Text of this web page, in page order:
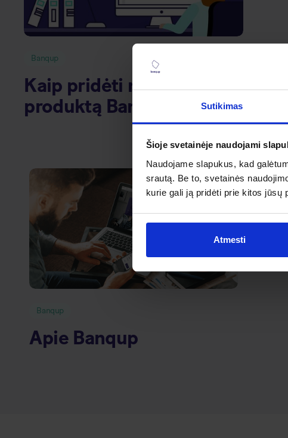
Sutikimas
Šioje svetainėje naudojami
Naudojame slapukus, kad
srautą. Be to, svetainės
kurie gali ją pridėti prie kitos jūsų
Atmesti
Banqup
Kaip pridėti naują
produktą Banqup?
Banqup
Apie Banqup